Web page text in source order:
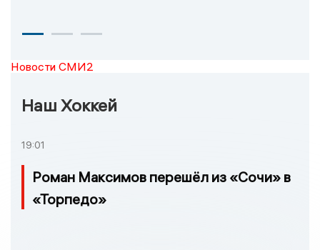
Новости СМИ2
Наш Хоккей
19:01
Роман Максимов перешёл из «Сочи» в
«Торпедо»